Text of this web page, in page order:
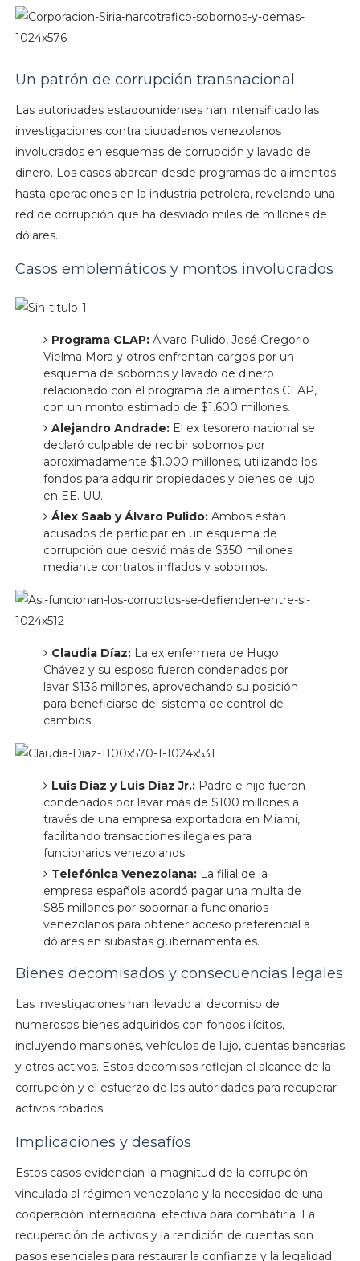
Un patrón de corrupción transnacional
Las autoridades estadounidenses han intensificado las
investigaciones contra ciudadanos venezolanos
involucrados en esquemas de corrupción y lavado de
dinero. Los casos abarcan desde programas de alimentos
hasta operaciones en la industria petrolera, revelando una
red de corrupción que ha desviado miles de millones de
dólares.​
Casos emblemáticos y montos involucrados
Programa CLAP:Álvaro Pulido, José Gregorio
Vielma Mora y otros enfrentan cargos por un
esquema de sobornos y lavado de dinero
relacionado con el programa de alimentos CLAP,
con un monto estimado de $1.600 millones. ​
Alejandro Andrade:El ex tesorero nacional se
declaró culpable de recibir sobornos por
aproximadamente $1.000 millones, utilizando los
fondos para adquirir propiedades y bienes de lujo
en EE. UU.
Álex Saab y Álvaro Pulido:Ambos están
acusados de participar en un esquema de
corrupción que desvió más de $350 millones
mediante contratos inflados y sobornos. ​
Claudia Díaz:La ex enfermera de Hugo
Chávez y su esposo fueron condenados por
lavar $136 millones, aprovechando su posición
para beneficiarse del sistema de control de
cambios.
Luis Díaz y Luis Díaz Jr.:Padre e hijo fueron
condenados por lavar más de $100 millones a
través de una empresa exportadora en Miami,
facilitando transacciones ilegales para
funcionarios venezolanos. ​
Telefónica Venezolana:La filial de la
empresa española acordó pagar una multa de
$85 millones por sobornar a funcionarios
venezolanos para obtener acceso preferencial a
dólares en subastas gubernamentales.
Bienes decomisados y consecuencias legales
Las investigaciones han llevado al decomiso de
numerosos bienes adquiridos con fondos ilícitos,
incluyendo mansiones, vehículos de lujo, cuentas bancarias
y otros activos. Estos decomisos reflejan el alcance de la
corrupción y el esfuerzo de las autoridades para recuperar
activos robados. ​
Implicaciones y desafíos
Estos casos evidencian la magnitud de la corrupción
vinculada al régimen venezolano y la necesidad de una
cooperación internacional efectiva para combatirla. La
recuperación de activos y la rendición de cuentas son
pasos esenciales para restaurar la confianza y la legalidad.​